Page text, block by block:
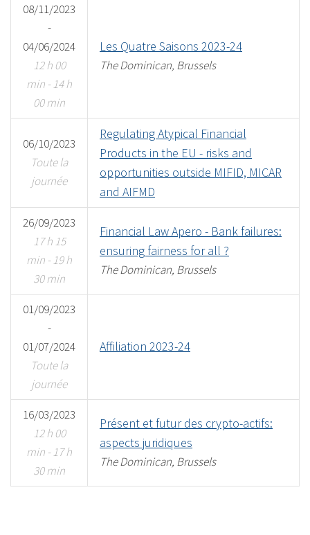
08/11/2023
-
04/06/2024
12 h 00
min - 14 h
00 min
Les Quatre Saisons 2023-24
The Dominican, Brussels
06/10/2023
Toute la
journée
Regulating Atypical Financial
Products in the EU - risks and
opportunities outside MIFID, MICAR
and AIFMD
26/09/2023
17 h 15
min - 19 h
30 min
Financial Law Apero - Bank failures:
ensuring fairness for all ?
The Dominican, Brussels
01/09/2023
-
01/07/2024
Toute la
journée
Affiliation 2023-24
16/03/2023
12 h 00
min - 17 h
30 min
Présent et futur des crypto-actifs:
aspects juridiques
The Dominican, Brussels